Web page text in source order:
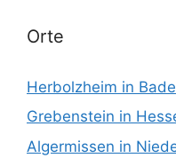
Orte
Herbolzheim in
Grebenstein in
Algermissen in